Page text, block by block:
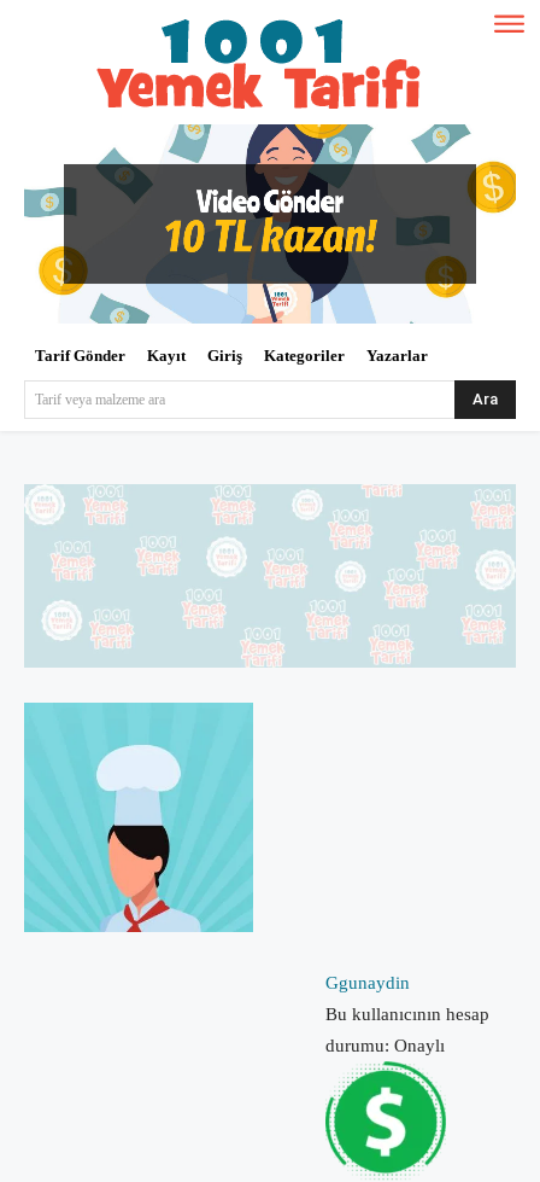
Tarif Gönder Kayıt Giriş Kategoriler Yazarlar
Tarif veya malzeme ara Ara
Ggunaydin
Bu kullanıcının hesap
durumu: Onaylı